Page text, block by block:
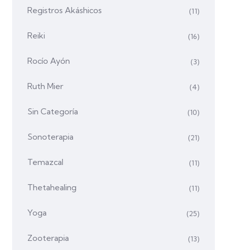
Registros Akáshicos (11)
Reiki (16)
Rocío Ayón (3)
Ruth Mier (4)
Sin Categoría (10)
Sonoterapia (21)
Temazcal (11)
Thetahealing (11)
Yoga (25)
Zooterapia (13)